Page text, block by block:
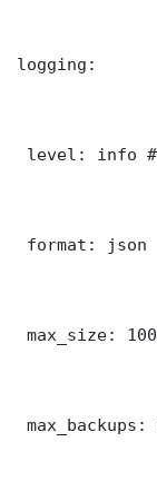
logging:
level: info #
format: json
max_size:
max_backups: